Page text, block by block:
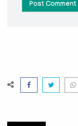
Post Comment